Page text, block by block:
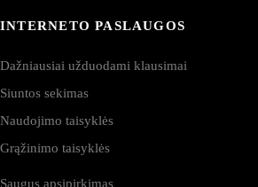
INTERNETO PASLAUGOS
Dažniausiai užduodami klausimai
Siuntos sekimas
Naudojimo taisyklės
Grąžinimo taisyklės
Saugus apsipirkimas